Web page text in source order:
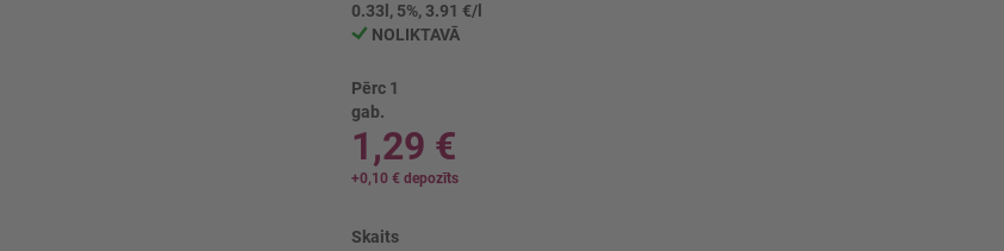
0.33l, 5%, 3.91 €/l
NOLIKTAVĀ
Pērc 1
gab.
1,29 €
+0,10 € depozīts
Skaits